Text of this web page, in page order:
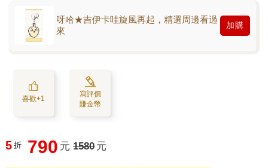
呀哈★吉伊卡哇旋風再起，精選周邊看過
來
加購
喜歡+1
寫評價
賺金幣
5 折 790 元 1580 元